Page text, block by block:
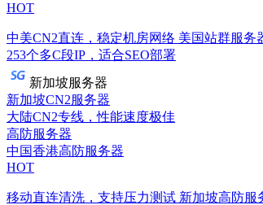
HOT
中美CN2直连，稳定机房网络 美国站群服务
253个多C段IP，适合SEO部署
新加坡服务器
新加坡CN2服务器
大陆CN2专线，性能速度极佳
高防服务器
中国香港高防服务器
HOT
移动直连清洗，支持压力测试 新加坡高防服